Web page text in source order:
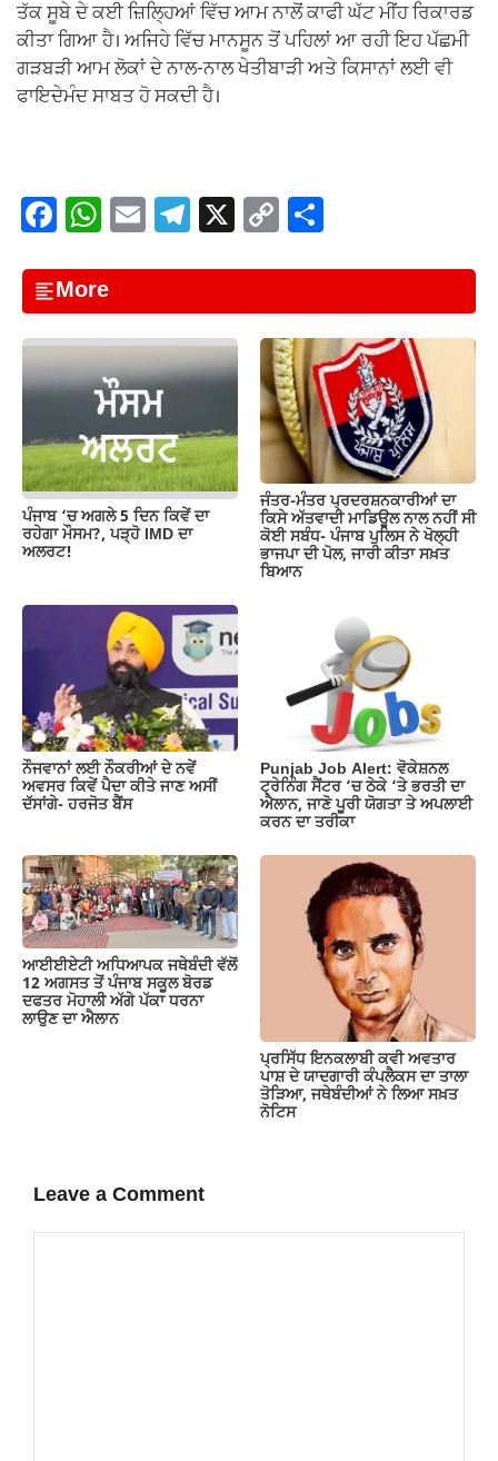
ਤੱਕ ਸੂਬੇ ਦੇ ਕਈ ਜ਼ਿਲ੍ਹਿਆਂ ਵਿੱਚ ਆਮ ਨਾਲੋਂ ਕਾਫੀ ਘੱਟ ਮੀਂਹ ਰਿਕਾਰਡ
ਕੀਤਾ ਗਿਆ ਹੈ। ਅਜਿਹੇ ਵਿੱਚ ਮਾਨਸੂਨ ਤੋਂ ਪਹਿਲਾਂ ਆ ਰਹੀ ਇਹ ਪੱਛਮੀ
ਗੜਬੜੀ ਆਮ ਲੋਕਾਂ ਦੇ ਨਾਲ-ਨਾਲ ਖੇਤੀਬਾੜੀ ਅਤੇ ਕਿਸਾਨਾਂ ਲਈ ਵੀ
ਫਾਇਦੇਮੰਦ ਸਾਬਤ ਹੋ ਸਕਦੀ ਹੈ।
F
c
e
b
o
o
k
W
at
s
A
p
p
E T
gr
a
m
X C
y
Li
n
k
e
More
ਪੰਜਾਬ ‘ਚ ਅਗਲੇ 5 ਦਿਨ ਕਿਵੇਂ ਦਾ
ਰਹੇਗਾ ਮੌਸਮ?, ਪੜ੍ਹੋ IMD ਦਾ
ਅਲਰਟ!
ਜੰਤਰ-ਮੰਤਰ ਪ੍ਰਦਰਸ਼ਨਕਾਰੀਆਂ ਦਾ
ਕਿਸੇ ਅੱਤਵਾਦੀ ਮਾਡਿਊਲ ਨਾਲ ਨਹੀਂ ਸੀ
ਕੋਈ ਸਬੰਧ- ਪੰਜਾਬ ਪੁਲਿਸ ਨੇ ਖੋਲ੍ਹੀ
ਭਾਜਪਾ ਦੀ ਪੋਲ, ਜਾਰੀ ਕੀਤਾ ਸਖ਼ਤ
ਬਿਆਨ
ਨੌਜਵਾਨਾਂ ਲਈ ਨੌਕਰੀਆਂ ਦੇ ਨਵੇਂ
ਅਵਸਰ ਕਿਵੇਂ ਪੈਦਾ ਕੀਤੇ ਜਾਣ ਅਸੀਂ
ਦੱਸਾਂਗੇ- ਹਰਜੋਤ ਬੈਂਸ
Punjab Job Alert: ਵੋਕੇਸ਼ਨਲ
ਟ੍ਰੇਨਿੰਗ ਸੈਂਟਰ ‘ਚ ਠੇਕੇ ‘ਤੇ ਭਰਤੀ ਦਾ
ਐਲਾਨ, ਜਾਣੋ ਪੂਰੀ ਯੋਗਤਾ ਤੇ ਅਪਲਾਈ
ਕਰਨ ਦਾ ਤਰੀਕਾ
ਆਈਈਏਟੀ ਅਧਿਆਪਕ ਜਥੇਬੰਦੀ ਵੱਲੋਂ
12 ਅਗਸਤ ਤੋਂ ਪੰਜਾਬ ਸਕੂਲ ਬੋਰਡ
ਦਫਤਰ ਮੋਹਾਲੀ ਅੱਗੇ ਪੱਕਾ ਧਰਨਾ
ਲਾਉਣ ਦਾ ਐਲਾਨ
ਪ੍ਰਸਿੱਧ ਇਨਕਲਾਬੀ ਕਵੀ ਅਵਤਾਰ
ਪਾਸ਼ ਦੇ ਯਾਦਗਾਰੀ ਕੰਪਲੈਕਸ ਦਾ ਤਾਲਾ
ਤੋੜਿਆ, ਜਥੇਬੰਦੀਆਂ ਨੇ ਲਿਆ ਸਖ਼ਤ
ਨੋਟਿਸ
Leave a Comment